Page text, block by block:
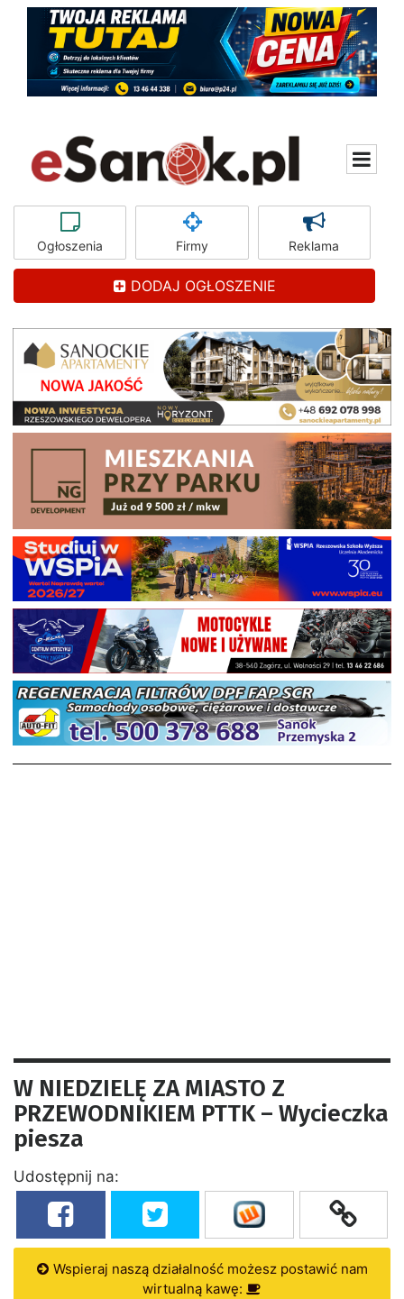
Ogłoszenia Firmy Reklama
DODAJ OGŁOSZENIE
W NIEDZIELĘ ZA MIASTO Z
PRZEWODNIKIEM PTTK – Wycieczka
piesza
Udostępnij na:
Wspieraj naszą działalność możesz postawić nam
wirtualną kawę: